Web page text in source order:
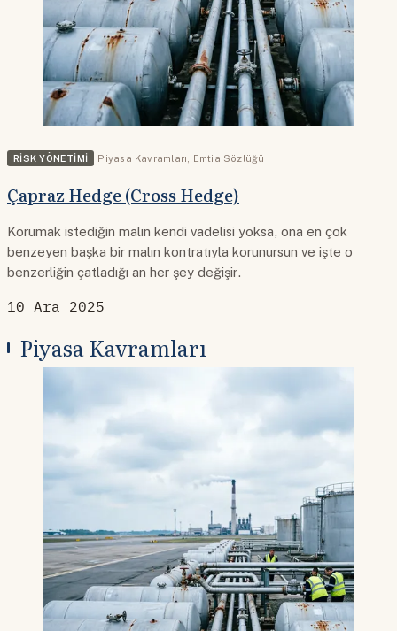
RISK YÖNETIMI Piyasa Kavramları Emtia Sözlüğü
Çapraz Hedge (Cross Hedge)
Korumak istediğin malın kendi vadelisi yoksa, ona en çok
benzeyen başka bir malın kontratıyla korunursun ve işte o
benzerliğin çatladığı an her şey değişir.
10 Ara 2025
Piyasa Kavramları